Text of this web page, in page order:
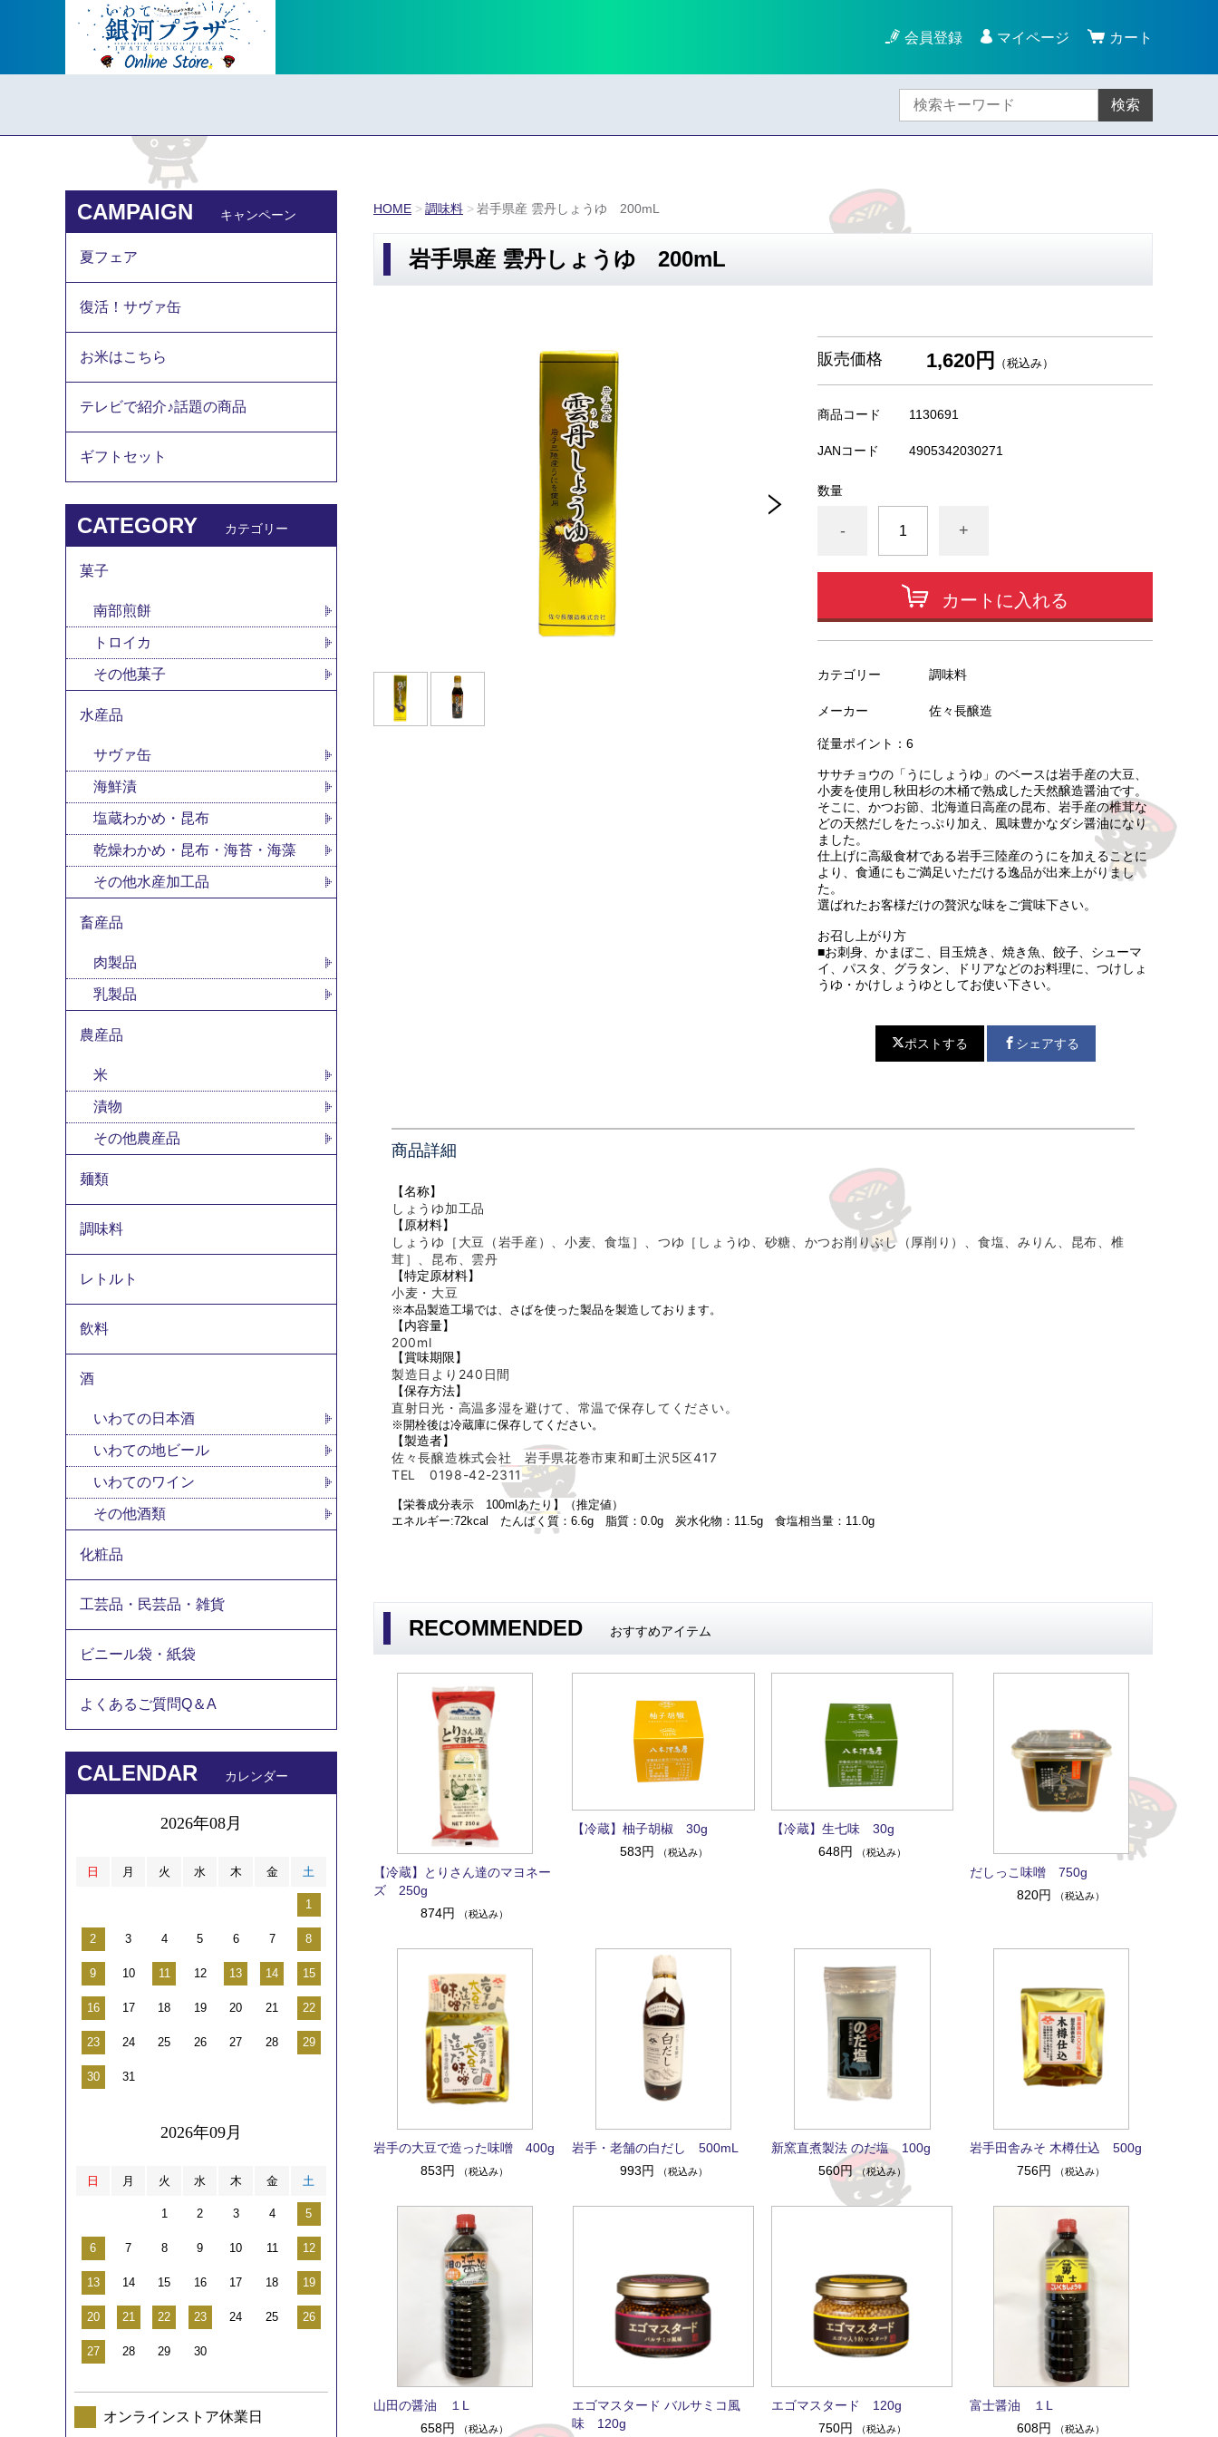
会員登録 マイページ カート
検索
HOME 調味料 岩手県産 雲丹しょうゆ 200mL
岩手県産 雲丹しょうゆ 200mL
販売価格 1,620円 （税込み）
商品コード 1130691
JANコード 4905342030271
数量
- +
カートに入れる
カテゴリー 調味料
メーカー 佐々長醸造
従量ポイント：6
ササチョウの「うにしょうゆ」のベースは岩手産の大豆、
小麦を使用し秋田杉の木桶で熟成した天然醸造醤油です。
そこに、かつお節、北海道日高産の昆布、岩手産の椎茸な
どの天然だしをたっぷり加え、風味豊かなダシ醤油になり
ました。
仕上げに高級食材である岩手三陸産のうにを加えることに
より、食通にもご満足いただける逸品が出来上がりまし
た。
選ばれたお客様だけの贅沢な味をご賞味下さい。
お召し上がり方
■お刺身、かまぼこ、目玉焼き、焼き魚、餃子、シューマ
イ、パスタ、グラタン、ドリアなどのお料理に、つけしょ
うゆ・かけしょうゆとしてお使い下さい。
ポストする シェアする
商品詳細
【名称】
しょうゆ加工品
【原材料】
しょうゆ［大豆（岩手産）、小麦、食塩］、つゆ［しょうゆ、砂糖、かつお削りぶし（厚削り）、食塩、みりん、昆布、椎
茸］、昆布、雲丹
【特定原材料】
小麦・大豆
※本品製造工場では、さばを使った製品を製造しております。
【内容量】
200ml
【賞味期限】
製造日より240 日間
【保存方法】
直射日光・高温多湿を避けて、常温で保存してください。
※開栓後は冷蔵庫に保存してください。
【製造者】
佐々長醸造株式会社 岩手県花巻市東和町土沢5区417
TEL 0198-42-2311
【栄養成分表示 100mlあたり】（推定値）
エネルギー:72kcal たんぱく質：6.6g 脂質：0.0g 炭水化物：11.5g 食塩相当量：11.0g
RECOMMENDED おすすめアイテム
【冷蔵】とりさん達のマヨネー
ズ 250g
874円
（税込み）
【冷蔵】柚子胡椒 30g
583円
（税込み）
【冷蔵】生七味 30g
648円
（税込み）
だしっこ味噌 750g
820円
（税込み）
岩手の大豆で造った味噌 400g
853円
（税込み）
岩手・老舗の白だし 500mL
993円
（税込み）
新窯直煮製法 のだ塩 100g
560円 （税込み）
岩手田舎みそ 木樽仕込 500g
756円
（税込み）
山田の醤油 １L
658円
（税込み）
エゴマスタード バルサミコ風
味 120g
エゴマスタード 120g
750円
（税込み）
富士醤油 １L
608円
（税込み）
CAMPAIGN キャンペーン
夏フェア
復活！サヴァ缶
お米はこちら
テレビで紹介♪話題の商品
ギフトセット
CATEGORY カテゴリー
菓子
南部煎餅
トロイカ
その他菓子
水産品
サヴァ缶
海鮮漬
塩蔵わかめ・昆布
乾燥わかめ・昆布・海苔・海藻
その他水産加工品
畜産品
肉製品
乳製品
農産品
米
漬物
その他農産品
麺類
調味料
レトルト
飲料
酒
いわての日本酒
いわての地ビール
いわてのワイン
その他酒類
化粧品
工芸品・民芸品・雑貨
ビニール袋・紙袋
よくあるご質問Q＆A
CALENDAR カレンダー
2026年08月
日 月 火 水 木 金 土
1
2 3 4 5 6 7 8
9 10 11 12 13 14 15
16 17 18 19 20 21 22
23 24 25 26 27 28 29
30 31
2026年09月
日 月 火 水 木 金 土
1 2 3 4 5
6 7 8 9 10 11 12
13 14 15 16 17 18 19
20 21 22 23 24 25 26
27 28 29 30
オンラインストア休業日